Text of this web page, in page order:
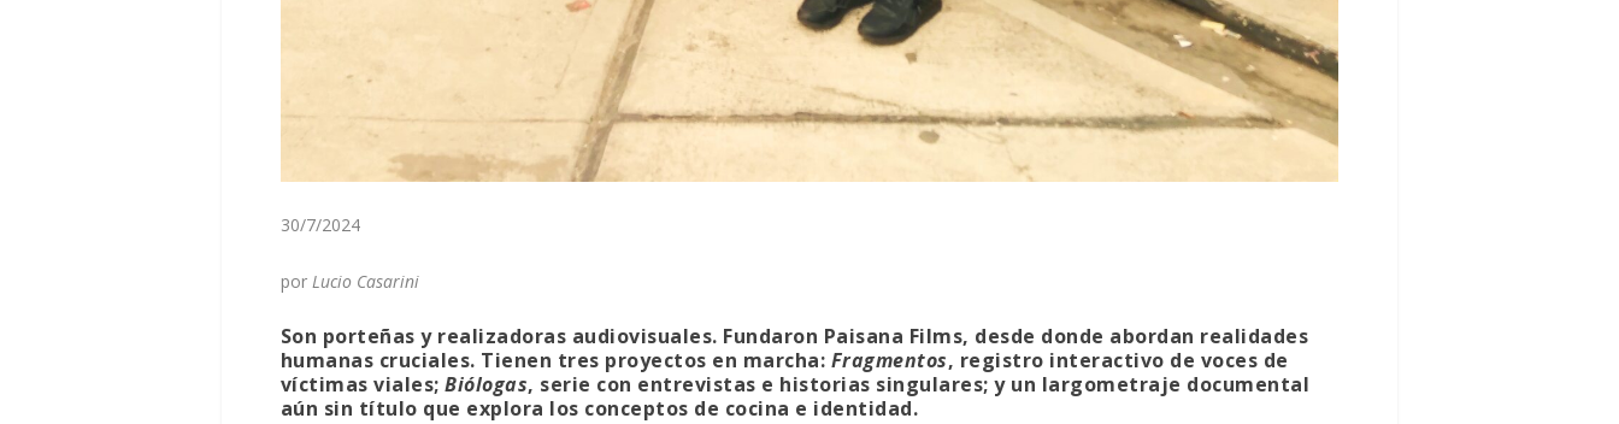
30/7/2024
por Lucio Casarini
Son porteñas y realizadoras audiovisuales. Fundaron Paisana Films, desde donde abordan realidades
humanas cruciales. Tienen tres proyectos en marcha: Fragmentos, registro interactivo de voces de
víctimas viales;Biólogas, serie con entrevistas e historias singulares; y un largometraje documental
aún sin título que explora los conceptos de cocina e identidad.